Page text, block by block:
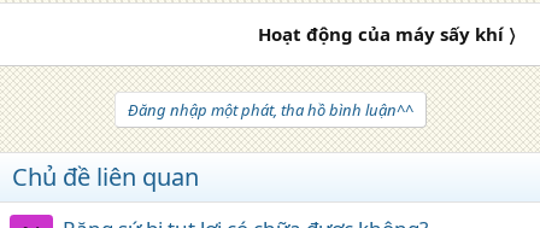
Hoạt động của máy sấy khí 〉
Đăng nhập một phát, tha hồ bình luận^^
Chủ đề liên quan